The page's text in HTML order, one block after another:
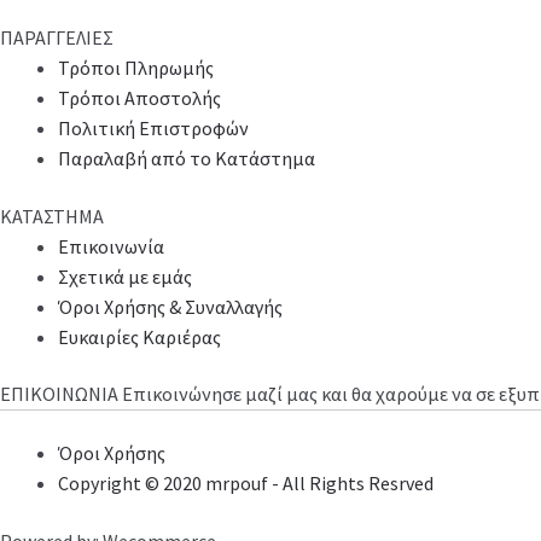
ΠΑΡΑΓΓΕΛΙΕΣ
Τρόποι Πληρωμής
Τρόποι Αποστολής
Πολιτική Επιστροφών
Παραλαβή από το Κατάστημα
ΚΑΤΑΣΤΗΜΑ
Επικοινωνία
Σχετικά με εμάς
Όροι Χρήσης & Συναλλαγής
Ευκαιρίες Καριέρας
ΕΠΙΚΟΙΝΩΝΙΑ Επικοινώνησε μαζί μας και θα χαρούμε να σε
Όροι Χρήσης
Copyright © 2020 mrpouf - All Rights Resrved